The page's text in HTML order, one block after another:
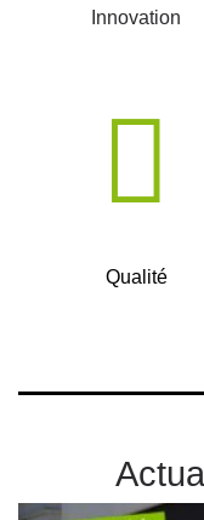
Innovation
Qualité